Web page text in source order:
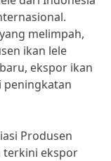
melimpah,
ikan lele
ekspor ikan
peningkatan
Produsen
terkini ekspor